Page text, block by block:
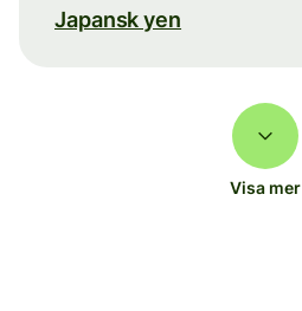
Japansk yen
Visa mer